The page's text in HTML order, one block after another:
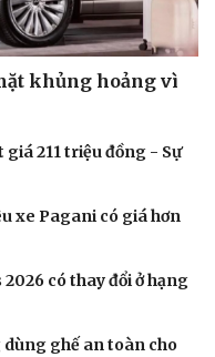
khủng hoảng vì
211 triệu đồng - Sự
xe Pagani có giá hơn
có thay đổi ở hạng
ghế an toàn cho